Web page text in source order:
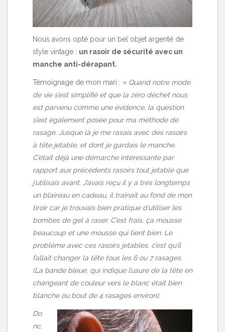
Nous avons opté pour un bel objet argenté de
style vintage : un rasoir de sécurité avec un
manche anti-dérapant.
Témoignage de mon mari : « Quand notre mode
de vie s’est simplifié et que la zéro déchet nous
est parvenu comme une évidence, la question
s’est également posée pour ma méthode de
rasage. Jusque là je me rasais avec des rasoirs
à tête jetable, et dont je gardais le manche.
C’était déjà une démarche intéressante par
rapport aux précédents rasoirs tout jetable que
j’utilisais avant. J’avais reçu il y a très longtemps
un blaireau en cadeau, il traînait au fond de mon
tiroir car je trouvais bien pratique d’utiliser les
bombes de gel à raser. C’est frais, ça mousse
beaucoup et une mousse qui tient bien. Le
problème avec ces rasoirs jetables, c’est qu’il
fallait changer la tête tous les 6 ou 7 rasages.
(La bande bleue, qui indique l’usure de la tête en
changeant de couleur vers le blanc était bien
blanche ou bout de 4 rasages environ).
Do
nc,